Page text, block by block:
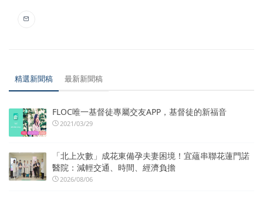
精選新聞稿 最新新聞稿
FLOC唯一基督徒專屬交友APP，基督徒的新福音
2021/03/29
「北上次數」成花東備孕夫妻困境！宜蘊串聯花蓮門諾
醫院：減輕交通、時間、經濟負擔
2026/08/06